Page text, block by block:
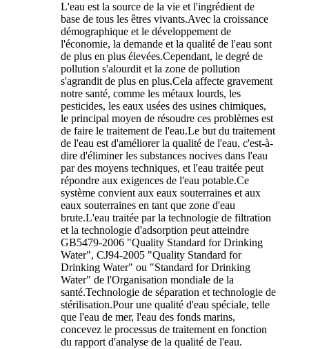
L'eau est la source de la vie et l'ingrédient de
base de tous les êtres vivants.Avec la croissance
démographique et le développement de
l'économie, la demande et la qualité de l'eau sont
de plus en plus élevées.Cependant, le degré de
pollution s'alourdit et la zone de pollution
s'agrandit de plus en plus.Cela affecte gravement
notre santé, comme les métaux lourds, les
pesticides, les eaux usées des usines chimiques,
le principal moyen de résoudre ces problèmes est
de faire le traitement de l'eau.Le but du traitement
de l'eau est d'améliorer la qualité de l'eau, c'est-à-
dire d'éliminer les substances nocives dans l'eau
par des moyens techniques, et l'eau traitée peut
répondre aux exigences de l'eau potable.Ce
système convient aux eaux souterraines et aux
eaux souterraines en tant que zone d'eau
brute.L'eau traitée par la technologie de filtration
et la technologie d'adsorption peut atteindre
GB5479-2006 "Quality Standard for Drinking
Water", CJ94-2005 "Quality Standard for
Drinking Water" ou "Standard for Drinking
Water" de l'Organisation mondiale de la
santé.Technologie de séparation et technologie de
stérilisation.Pour une qualité d'eau spéciale, telle
que l'eau de mer, l'eau des fonds marins,
concevez le processus de traitement en fonction
du rapport d'analyse de la qualité de l'eau.